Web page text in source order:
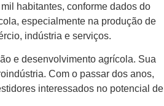
habitantes, conforme dados do
especialmente na produção de
indústria e serviços.
e desenvolvimento agrícola. Sua
Com o passar dos anos,
interessados no potencial de